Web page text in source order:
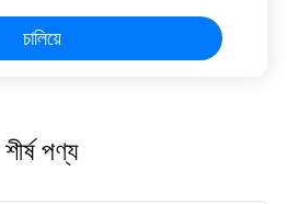
চালিয়ে
শীর্ষ পণ্য